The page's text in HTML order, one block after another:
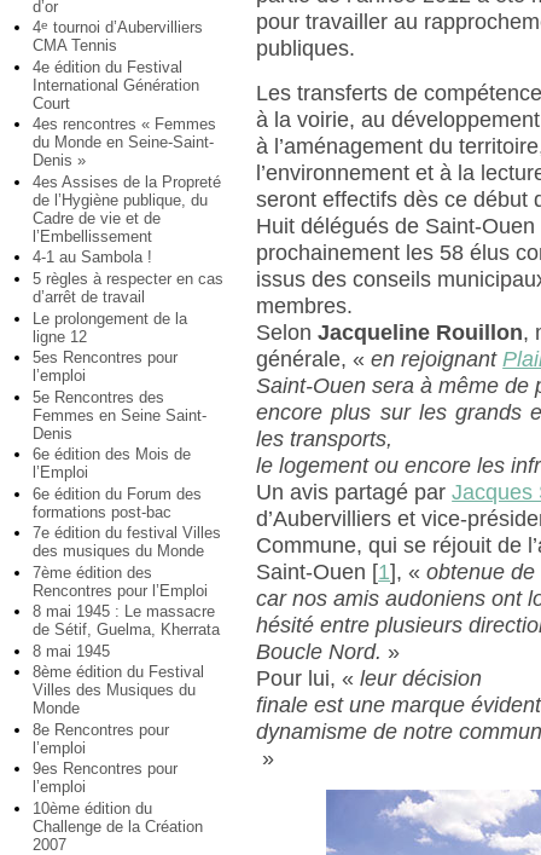
d’or
4e tournoi d’Aubervilliers
CMA Tennis
4e édition du Festival
International Génération
Court
4es rencontres « Femmes
du Monde en Seine-Saint-
Denis »
4es Assises de la Propreté
de l’Hygiène publique, du
Cadre de vie et de
l’Embellissement
4-1 au Sambola !
5 règles à respecter en cas
d’arrêt de travail
Le prolongement de la
ligne 12
5es Rencontres pour
l’emploi
5e Rencontres des
Femmes en Seine Saint-
Denis
6e édition des Mois de
l’Emploi
6e édition du Forum des
formations post-bac
7e édition du festival Villes
des musiques du Monde
7ème édition des
Rencontres pour l’Emploi
8 mai 1945 : Le massacre
de Sétif, Guelma, Kherrata
8 mai 1945
8ème édition du Festival
Villes des Musiques du
Monde
8e Rencontres pour
l’emploi
9es Rencontres pour
l’emploi
10ème édition du
Challenge de la Création
2007
pour travailler au
publiques.
Les transferts de
à la voirie, au
à l’aménagement du
l’environnement et à la
seront effectifs dès ce début
Huit délégués de Saint-
prochainement les 58 élus
issus des conseils
membres.
SelonJacqueline Rouillon,
générale, «en rejoignant
Saint-Ouen sera à même de
encore plus sur les grands
les transports,
le logement ou encore les
Un avis partagé parJacques
d’Aubervilliers et vice-
Commune, qui se réjouit de
Saint-Ouen [1], «obtenue
car nos amis audoniens ont
hésité entre plusieurs
Boucle Nord. »
Pour lui, «leur décision
finale est une marque
dynamisme de notre
»